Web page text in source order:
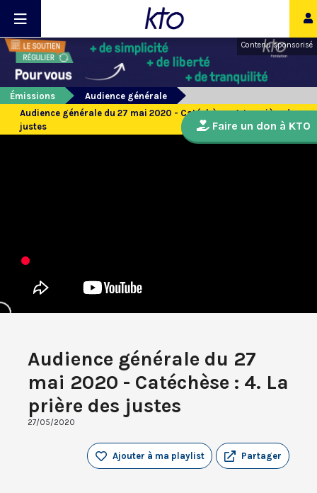
Contenu sponsorisé
Émissions
Audience générale
Audience générale du 27 mai 2020 - Catéchèse : 4. La prière des
justes
Audience générale du 27
mai 2020 - Catéchèse : 4. La
prière des justes
27/05/2020
Partager
Ajouter à ma playlist
Faire un don à KTO